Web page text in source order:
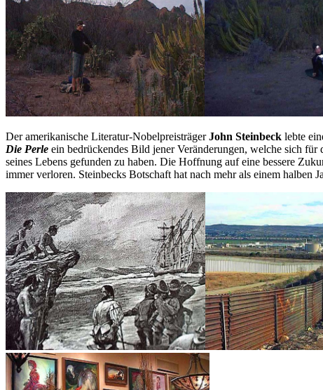
Der amerikanische Literatur-NobelpreisträgerJohn Steinbeck lebte
Die Perle ein bedrückendes Bild jener Veränderungen, welche sich
seines Lebens gefunden zu haben. Die Hoffnung auf eine bessere
immer verloren. Steinbecks Botschaft hat nach mehr als einem